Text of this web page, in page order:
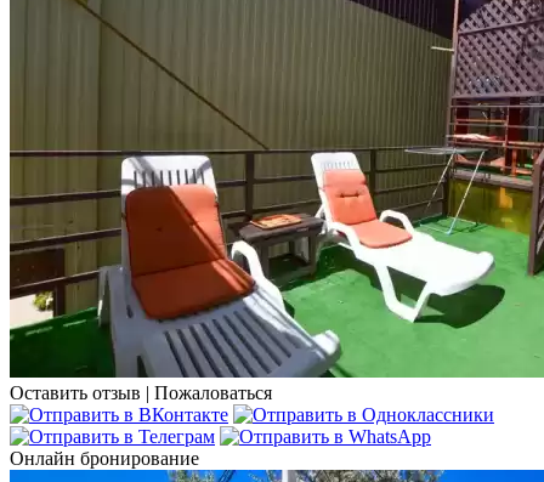
Оставить отзыв | Пожаловаться
Онлайн бронирование